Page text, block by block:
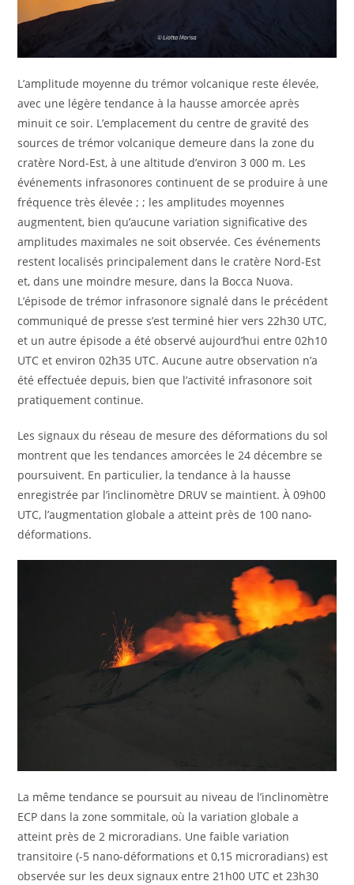
L’amplitude moyenne du trémor volcanique reste élevée,
avec une légère tendance à la hausse amorcée après
minuit ce soir. L’emplacement du centre de gravité des
sources de trémor volcanique demeure dans la zone du
cratère Nord-Est, à une altitude d’environ 3 000 m. Les
événements infrasonores continuent de se produire à une
fréquence très élevée ; ; les amplitudes moyennes
augmentent, bien qu’aucune variation significative des
amplitudes maximales ne soit observée. Ces événements
restent localisés principalement dans le cratère Nord-Est
et, dans une moindre mesure, dans la Bocca Nuova.
L’épisode de trémor infrasonore signalé dans le précédent
communiqué de presse s’est terminé hier vers 22h30 UTC,
et un autre épisode a été observé aujourd’hui entre 02h10
UTC et environ 02h35 UTC. Aucune autre observation n’a
été effectuée depuis, bien que l’activité infrasonore soit
pratiquement continue.
Les signaux du réseau de mesure des déformations du sol
montrent que les tendances amorcées le 24 décembre se
poursuivent. En particulier, la tendance à la hausse
enregistrée par l’inclinomètre DRUV se maintient. À 09h00
UTC, l’augmentation globale a atteint près de 100 nano-
déformations.
La même tendance se poursuit au niveau de l’inclinomètre
ECP dans la zone sommitale, où la variation globale a
atteint près de 2 microradians. Une faible variation
transitoire (-5 nano-déformations et 0,15 microradians) est
observée sur les deux signaux entre 21h00 UTC et 23h30